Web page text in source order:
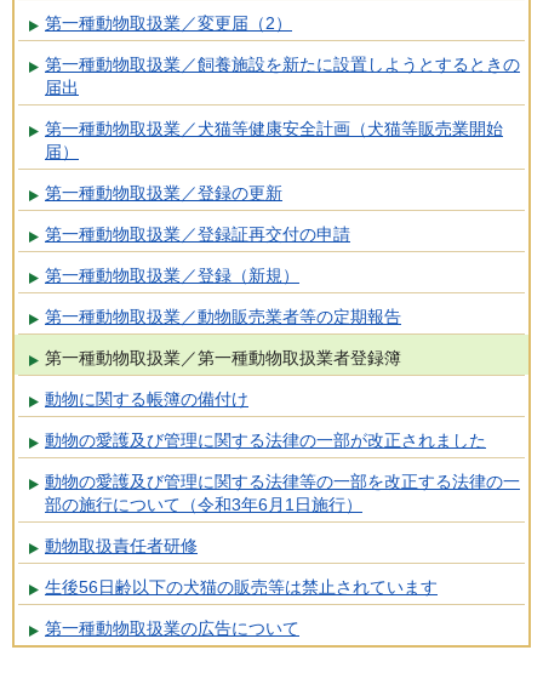
第一種動物取扱業／変更届（2）
第一種動物取扱業／飼養施設を新たに設置しようとするときの
届出
第一種動物取扱業／犬猫等健康安全計画（犬猫等販売業開始
届）
第一種動物取扱業／登録の更新
第一種動物取扱業／登録証再交付の申請
第一種動物取扱業／登録（新規）
第一種動物取扱業／動物販売業者等の定期報告
第一種動物取扱業／第一種動物取扱業者登録簿
動物に関する帳簿の備付け
動物の愛護及び管理に関する法律の一部が改正されました
動物の愛護及び管理に関する法律等の一部を改正する法律の一
部の施行について（令和3年6月1日施行）
動物取扱責任者研修
生後56日齢以下の犬猫の販売等は禁止されています
第一種動物取扱業の広告について